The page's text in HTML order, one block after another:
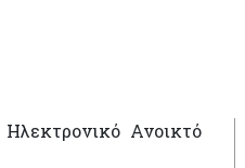
Ανοικτό